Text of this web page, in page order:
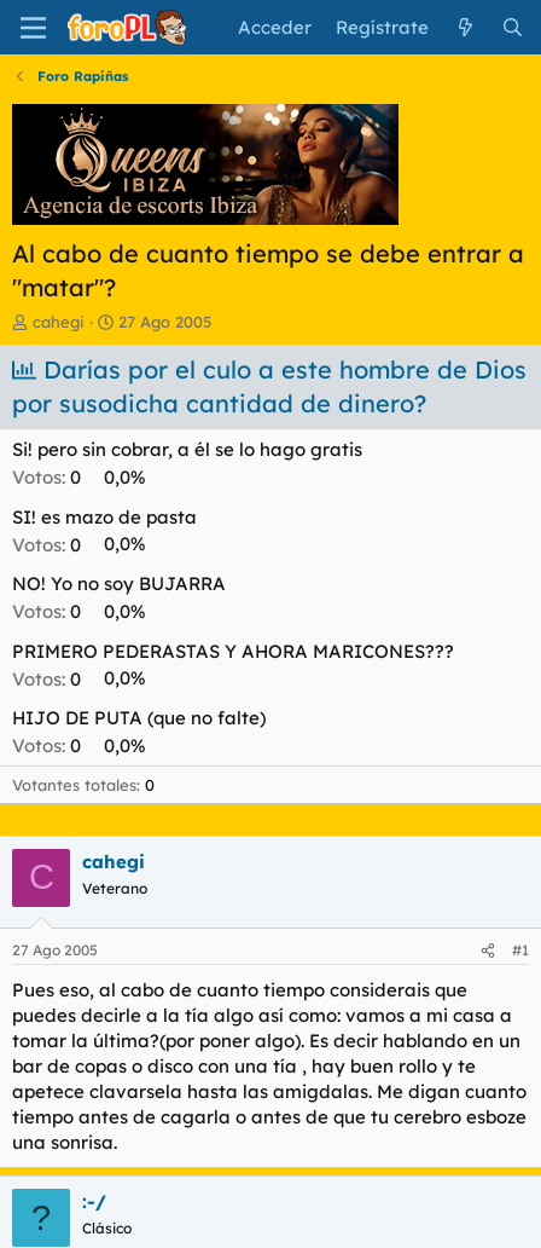
Acceder Regístrate
Foro Rapiñas
Al cabo de cuanto tiempo se debe entrar a
"matar"?
I
n
i
c
i
a
d
o
d
e
t
e
a
cahegi
F
e
c
a
d
e
i
i
c
o
27 Ago 2005
Darías por el culo a este hombre de Dios
por susodicha cantidad de dinero?
Si! pero sin cobrar, a él se lo hago gratis
Votos: 0
0,0%
SI! es mazo de pasta
Votos: 0
0,0%
NO! Yo no soy BUJARRA
Votos: 0
0,0%
PRIMERO PEDERASTAS Y AHORA MARICONES???
Votos: 0
0,0%
HIJO DE PUTA (que no falte)
Votos: 0 0,0%
Votantes totales 0
C cahegi
Veterano
27 Ago 2005 #1
Pues eso, al cabo de cuanto tiempo considerais que
puedes decirle a la tía algo así como: vamos a mi casa a
tomar la última?(por poner algo). Es decir hablando en un
bar de copas o disco con una tía , hay buen rollo y te
apetece clavarsela hasta las amigdalas. Me digan cuanto
tiempo antes de cagarla o antes de que tu cerebro esboze
una sonrisa.
? :-/
Clásico